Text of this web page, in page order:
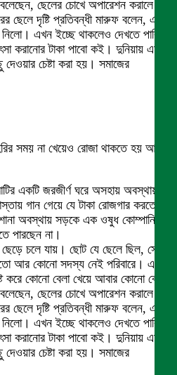
ছেলের চোখে অপারেশন করালে
দৃষ্টি প্রতিবন্ধী মারুফ বলেন, একটা
এখন ইচ্ছে থাকলেও দেখতে পারি
করানোর টাকা পাবো কই। দুনিয়ায় এমন
দেওয়ার চেষ্টা করা হয়। সমাজের
সময় না খেয়েও রোজা থাকতে হয় আবার
একটি জরজীর্ণ ঘরে অসহায় অবস্থায়
গান গেয়ে যে টাকা রোজগার করতেন
অবস্থায় সড়কে এক ওষুধ কোম্পানি
পারছেন না।
চলে যায়। ছোট যে ছেলে ছিল, সেও
আর কোনো সদস্য নেই পরিবারে। এখন
কোনো বেলা খেয়ে আবার কোনো বেলা
ছেলের চোখে অপারেশন করালে
দৃষ্টি প্রতিবন্ধী মারুফ বলেন, একটা
এখন ইচ্ছে থাকলেও দেখতে পারি
করানোর টাকা পাবো কই। দুনিয়ায় এমন
দেওয়ার চেষ্টা করা হয়। সমাজের